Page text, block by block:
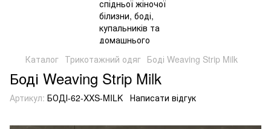
Каталог Трикотажний одяг Боді Weaving Strip Milk
Боді Weaving Strip Milk
Артикул: БОДІ-62-XXS-MILK Написати відгук